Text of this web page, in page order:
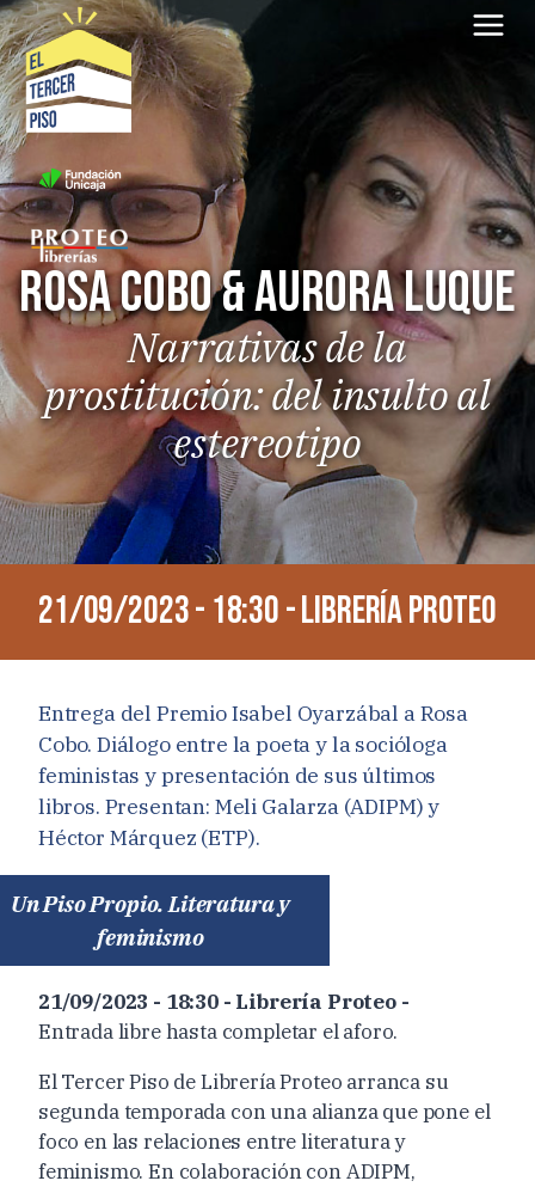
Saltar
al
contenido
ROSA COBO & AURORA LUQUE
Narrativas de la
prostitución: del insulto al
estereotipo
21/09/2023 - 18:30 - Librería Proteo
Entrega del Premio Isabel Oyarzábal a Rosa
Cobo. Diálogo entre la poeta y la socióloga
feministas y presentación de sus últimos
libros. Presentan: Meli Galarza (ADIPM) y
Héctor Márquez (ETP).
Un Piso Propio. Literatura y
feminismo
21/09/2023 - 18:30 - Librería Proteo -
Entrada libre hasta completar el aforo.
El Tercer Piso de Librería Proteo arranca su
segunda temporada con una alianza que pone el
foco en las relaciones entre literatura y
feminismo. En colaboración con ADIPM,